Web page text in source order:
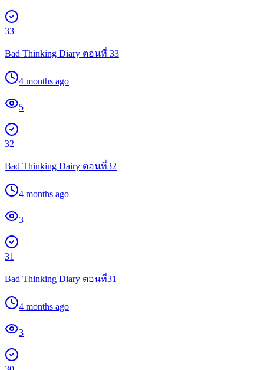
33
Bad Thinking Diary ตอนที่ 33
4 months ago
5
32
Bad Thinking Dairy ตอนที่32
4 months ago
3
31
Bad Thinking Diary ตอนที่31
4 months ago
3